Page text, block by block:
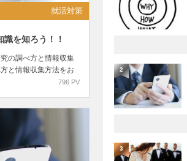
就活対策
識を知ろう！！
の調べ方と情報収集
と情報収集方法をお
？ 今回は学生からの
796 PV
2
3